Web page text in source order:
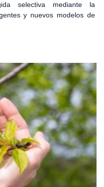
selectiva mediante la
y nuevos modelos de